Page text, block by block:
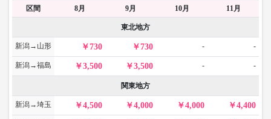
区間 8月 9月 10月 11月
東北地方
新潟→山形 730 730 - -
新潟→福島 3,500 3,500 - -
関東地方
新潟→埼玉 4,500 4,000 4,000 4,400